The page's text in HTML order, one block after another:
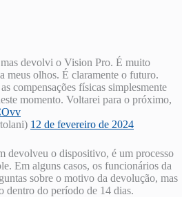
devolvi o Vision Pro. É muito
meus olhos. É claramente o futuro.
compensações físicas simplesmente
momento. Voltarei para o próximo,
12 de fevereiro de 2024
devolveu o dispositivo, é um processo
Em alguns casos, os funcionários da
sobre o motivo da devolução, mas
dentro do período de 14 dias.